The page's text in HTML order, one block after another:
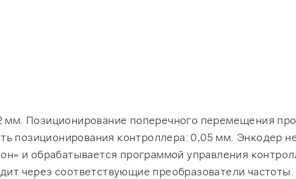
Позиционирование поперечного перемещения
позиционирования контроллера: 0,05 мм. Энкодер
и обрабатывается программой управления
через соответствующие преобразователи